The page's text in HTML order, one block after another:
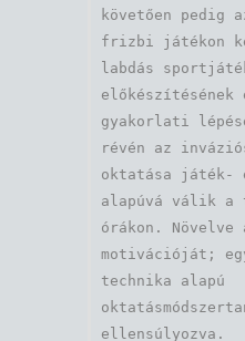
követően pedig
frizbi játékon
labdás
gyakorlati
révén az
oktatása játék-
alapúvá válik a
órákon. Növelve
motivációját;
technika alapú
ellensúlyozva.